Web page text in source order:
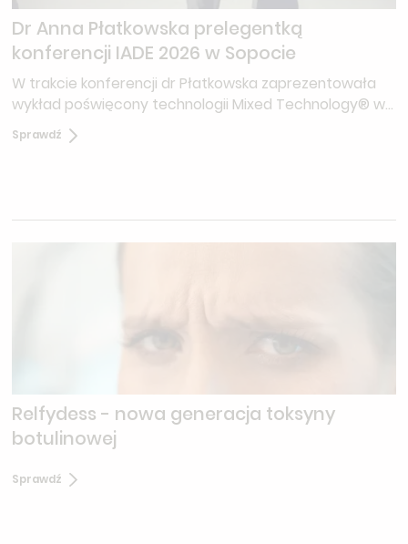
Dr Anna Płatkowska prelegentką
konferencji IADE 2026 w Sopocie
W trakcie konferencji dr Płatkowska zaprezentowała
wykład poświęcony technologii Mixed Technology® w
najnowszym laserze Quanta System — Youlaser Prime
— urządzeniu, które w jednej kolumnie frakcyjnej łączy
Sprawdź
Relfydess - nowa generacja toksyny
botulinowej
Sprawdź